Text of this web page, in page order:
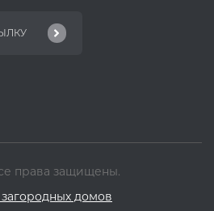
права защищены.
домов